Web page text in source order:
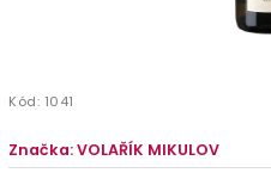
Kód: 1041
Značka:VOLAŘÍK MIKULOV